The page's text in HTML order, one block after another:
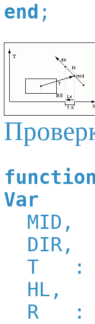
end
function
Var
MID,
  DIR,
T   :
  HL,
R   :